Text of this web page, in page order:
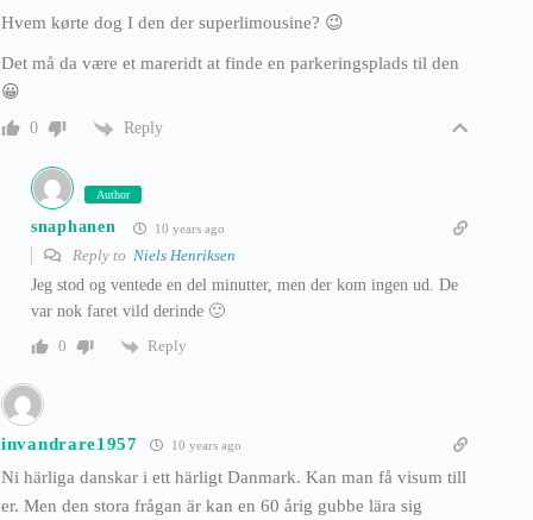
Hvem kørte dog I den der superlimousine? 😉
Det må da være et mareridt at finde en parkeringsplads til den
😀
0 Reply
Author
snaphanen 10 years ago
Reply to Niels Henriksen
Jeg stod og ventede en del minutter, men der kom ingen ud. De
var nok faret vild derinde 🙂
0
Reply
invandrare1957 10 years ago
Ni härliga danskar i ett härligt Danmark. Kan man få visum till
er. Men den stora frågan är kan en 60 årig gubbe lära sig